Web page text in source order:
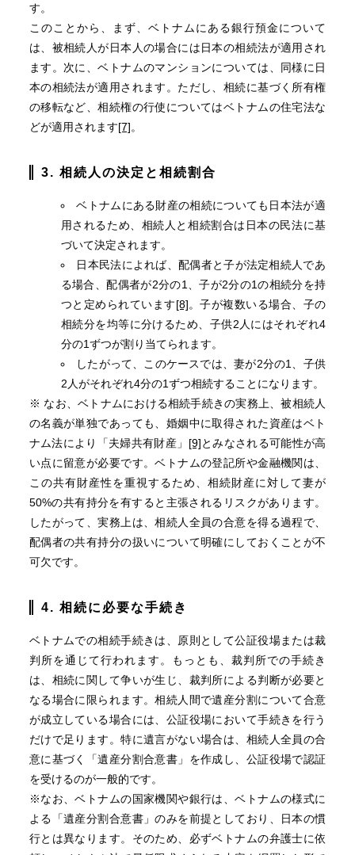
す。
このことから、まず、ベトナムにある銀行預金について
は、被相続人が日本人の場合には日本の相続法が適用され
ます。次に、ベトナムのマンションについては、同様に日
本の相続法が適用されます。ただし、相続に基づく所有権
の移転など、相続権の行使についてはベトナムの住宅法な
どが適用されます[7]。
3. 相続人の決定と相続割合
ベトナムにある財産の相続についても日本法が適
用されるため、相続人と相続割合は日本の民法に基
づいて決定されます。
日本民法によれば、配偶者と子が法定相続人であ
る場合、配偶者が2分の1、子が2分の1の相続分を持
つと定められています[8]。子が複数いる場合、子の
相続分を均等に分けるため、子供2人にはそれぞれ4
分の1ずつが割り当てられます。
したがって、このケースでは、妻が2分の1、子供
2人がそれぞれ4分の1ずつ相続することになります。
※ なお、ベトナムにおける相続手続きの実務上、被相続人
の名義が単独であっても、婚姻中に取得された資産はベト
ナム法により「夫婦共有財産」 [9]とみなされる可能性が高
い点に留意が必要です。ベトナムの登記所や金融機関は、
この共有財産性を重視するため、相続財産に対して妻が
50%の共有持分を有すると主張されるリスクがあります。
したがって、実務上は、相続人全員の合意を得る過程で、
配偶者の共有持分の扱いについて明確にしておくことが不
可欠です。
4. 相続に必要な手続き
ベトナムでの相続手続きは、原則として公証役場または裁
判所を通じて行われます。もっとも、裁判所での手続き
は、相続に関して争いが生じ、裁判所による判断が必要と
なる場合に限られます。相続人間で遺産分割について合意
が成立している場合には、公証役場において手続きを行う
だけで足ります。特に遺言がない場合は、相続人全員の合
意に基づく「遺産分割合意書」を作成し、公証役場で認証
を受けるのが一般的です。
※なお、ベトナムの国家機関や銀行は、ベトナムの様式に
よる「遺産分割合意書」のみを前提としており、日本の慣
行とは異なります。そのため、必ずベトナムの弁護士に依